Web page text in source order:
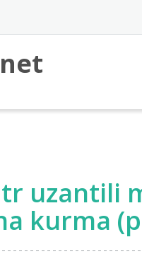
uzantili
kurma